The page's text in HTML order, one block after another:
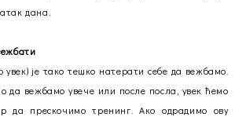
дана.
увек) је тако тешко натерати себе да вежбамо.
да вежбамо увече или после посла, увек ћемо
да прескочимо тренинг. Ако одрадимо ову